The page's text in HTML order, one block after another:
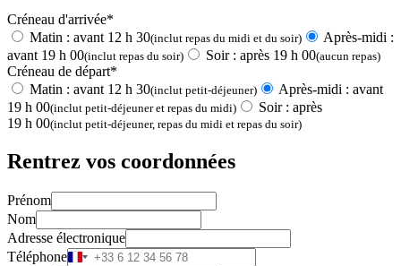
Créneau d'arrivée*
Matin : avant 12 h 30(inclut repas du midi et du soir)
Après-midi :
avant 19 h 00(inclut repas du soir) Soir : après 19 h 00(aucun repas)
Créneau de départ*
Matin : avant 12 h 30(inclut petit-déjeuner)
Après-midi : avant
19 h 00(inclut petit-déjeuner et repas du midi)
Soir : après
19 h 00(inclut petit-déjeuner, repas du midi et repas du soir)
Rentrez vos coordonnées
Prénom
Nom
Adresse électronique
Téléphone